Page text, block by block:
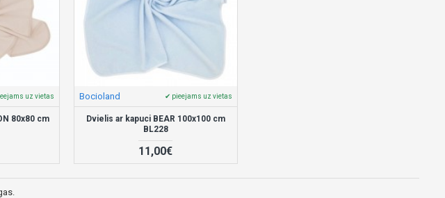
uz vietas
80x80 cm
Bocioland ✔ pieejams uz vietas
Dvielis ar kapuci BEAR 100x100 cm
BL228
11,00€